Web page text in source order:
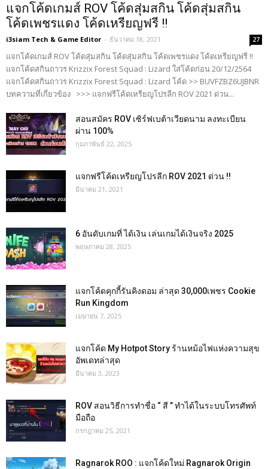
แจกโค้ดเกมส์ ROV โค้ดสุ่มสกิน โค้ดสุ่มสกิน
โค้ดเพชรแดง โค้ดเหรียญฟรี !!
i3siam Tech & Game Editor - ธันวาคม 18, 2021 27
แจกโค้ดเกมส์ ROV โค้ดสุ่มสกิน โค้ดสุ่มสกิน โค้ดเพชรแดง โค้ดเหรียญฟรี !!
แจกโค้ดสกินถาวร Krizzix Forest Squad : Lizard ใส่โค้ดก่อน 20/12/2564
แจกโค้ดสกินถาวร Krizzix Forest Squad : Lizard โค้ด >> BUVFZBZ6UJBNR
บทความที่เกี่ยวข้อง >>> แจกฟรีโค้ดเหรียญโปรลีก ROV 2021 ด่วน...
สอนสมัคร ROV เซิร์ฟเบต้าเวียดนาม ลงทะเบียน
ผ่าน 100%
กุมภาพันธ์ 22, 2025
แจกฟรีโค้ดเหรียญโปรลีก ROV 2021 ด่วน !!
มีนาคม 21, 2021
6 อันดับเกมที่ ได้เงิน เล่นเกมได้เงินจริง 2025
พฤษภาคม 28, 2025
แจกโค้ดคุกกี้รันคิงดอม ล่าสุด 30,000เพชร Cookie
Run Kingdom
เมษายน 7, 2025
แจกโค้ด My Hotpot Story ร้านหม้อไฟแห่งความสุข
อัพเดทล่าสุด
มีนาคม 3, 2023
ROV สอนวิธีการทำชื่อ “ สี ” ทำได้ในระบบโทรศัพท์
มือถือ
กรกฎาคม 25, 2021
Ragnarok ROO : แจกโค้ดใหม่ Ragnarok Origin